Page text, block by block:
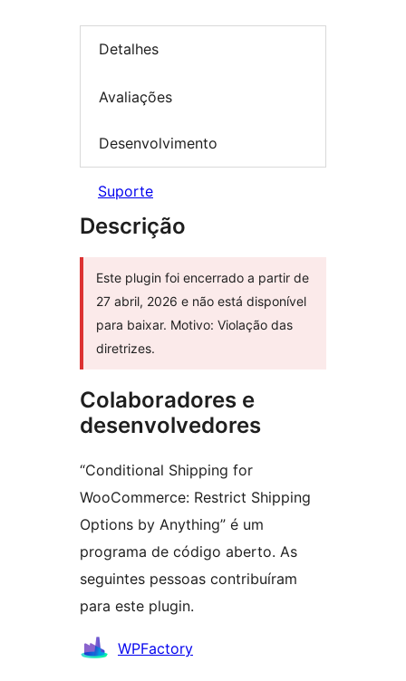
Detalhes
Avaliações
Desenvolvimento
Suporte
Descrição
Este plugin foi encerrado a partir de
27 abril, 2026 e não está disponível
para baixar. Motivo: Violação das
diretrizes.
Colaboradores e
desenvolvedores
“Conditional Shipping for
WooCommerce: Restrict Shipping
Options by Anything” é um
programa de código aberto. As
seguintes pessoas contribuíram
para este plugin.
Colaboradores
WPFactory